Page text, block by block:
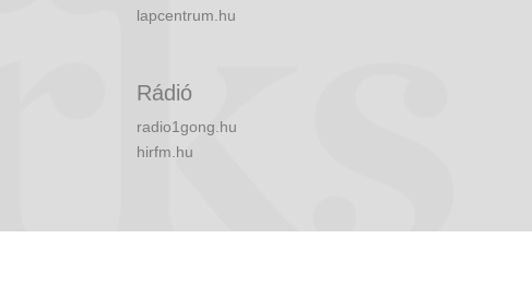
lapcentrum.hu
Rádió
radio1gong.hu
hirfm.hu